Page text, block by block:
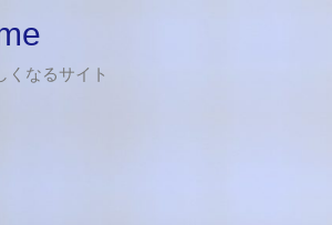
くなるサイト